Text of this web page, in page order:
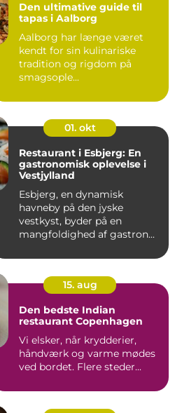
Den ultimative guide til
tapas i Aalborg
Aalborg har længe været
kendt for sin kulinariske
tradition og rigdom på
smagsople...
01. okt
Restaurant i Esbjerg: En
gastronomisk oplevelse i
Vestjylland
Esbjerg, en dynamisk
havneby på den jyske
vestkyst, byder på en
mangfoldighed af gastron...
15. aug
Den bedste Indian
restaurant Copenhagen
Vi elsker, når krydderier,
håndværk og varme mødes
ved bordet. Flere steder...